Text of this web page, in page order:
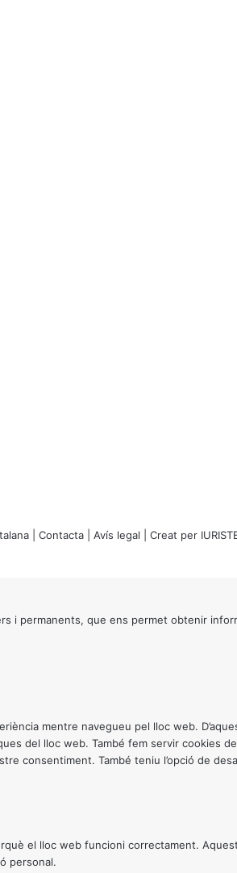
| Contacta Avís legal | Creat per
i permanents, que ens permet obtenir
mentre navegueu pel lloc web.
del lloc web. També fem servir
consentiment. També teniu l’opció de
el lloc web funcioni correctament.
personal.